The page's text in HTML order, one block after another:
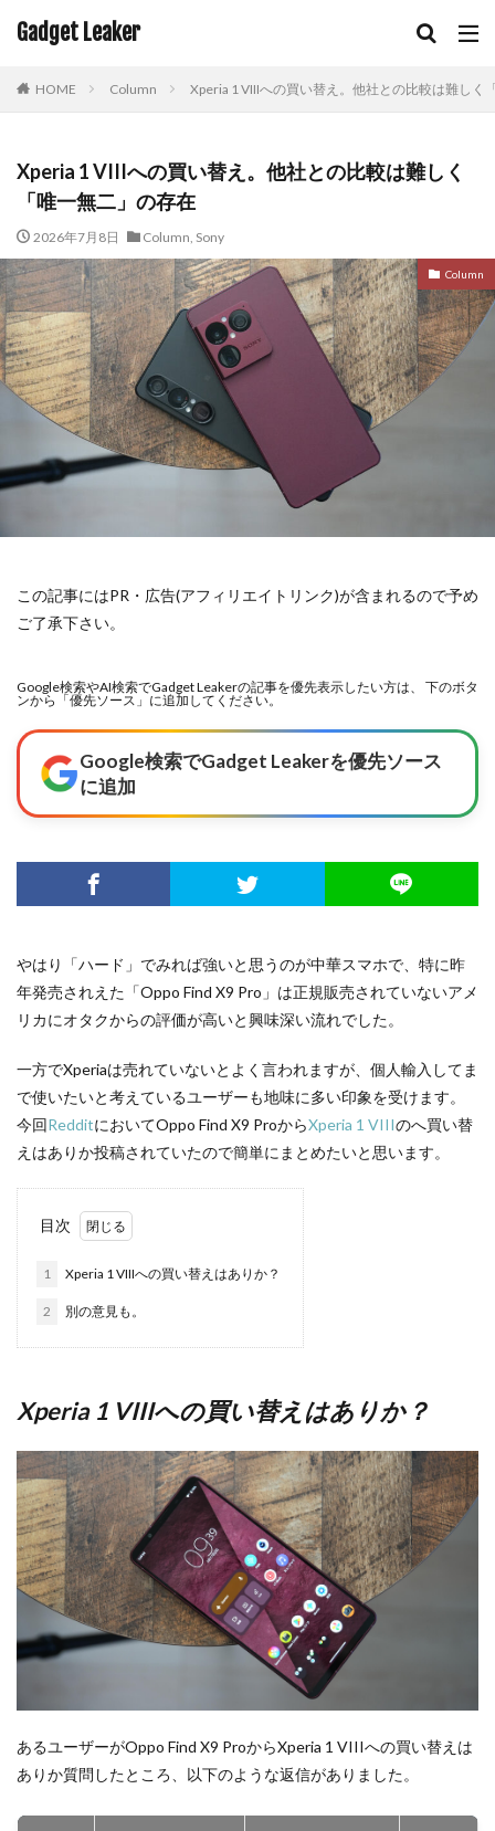
Gadget Leaker
HOME Column Xperia 1 VIIIへの買い替え。他社との比較は難しく
Xperia 1 VIIIへの買い替え。他社との比較は難しく
「唯一無二」の存在
2026年7月8日 Column, Sony
Column
この記事にはPR・広告(アフィリエイトリンク)が含まれるので予め
ご了承下さい。
Google検索やAI検索でGadget Leakerの記事を優先表示したい方は、 下のボタ
ンから「優先ソース」に追加してください。
Google検索でGadget Leakerを優先ソース
に追加
やはり「ハード」でみれば強いと思うのが中華スマホで、特に昨
年発売されえた「Oppo Find X9 Pro」は正規販売されていないアメ
リカにオタクからの評価が高いと興味深い流れでした。
一方でXperiaは売れていないとよく言われますが、個人輸入してま
で使いたいと考えているユーザーも地味に多い印象を受けます。
今回RedditにおいてOppo Find X9 ProからXperia 1 VIIIのへ買い替
えはありか投稿されていたので簡単にまとめたいと思います。
目次
1 Xperia 1 VIIIへの買い替えはありか？
2 別の意見も。
Xperia 1 VIIIへの買い替えはありか？
あるユーザーがOppo Find X9 ProからXperia 1 VIIIへの買い替えは
ありか質問したところ、以下のような返信がありました。